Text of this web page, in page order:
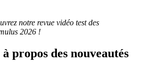
notre revue vidéo test des
2026 !
propos des nouveautés